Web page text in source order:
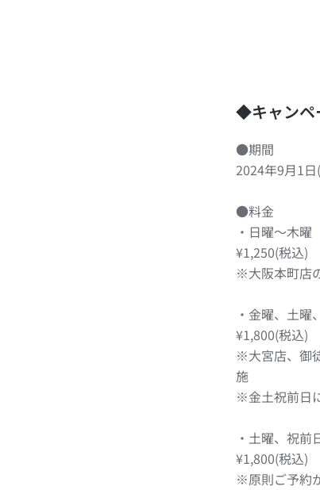
◆キャンペ
●期間
2024年9月1
●料金
・日曜〜木曜
¥1,250(税込)
※大阪本町店
・金曜、土曜
¥1,800(税込)
※大宮店、御
施
※金土祝前日
・土曜、祝前
¥1,800(税込)
※原則ご予約